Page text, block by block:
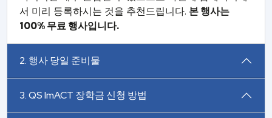
서 미리 등록하시는 것을 추천드립니다. 본 행사는
100% 무료 행사입니다.
2. 행사 당일 준비물
3. QS ImACT 장학금 신청 방법